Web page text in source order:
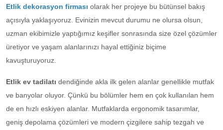
Etlik dekorasyon firması olarak her projeye bu bütünsel bakış
açısıyla yaklaşıyoruz. Evinizin mevcut durumu ne olursa olsun,
uzman ekibimizle yaptığımız keşifler sonrasında size özel çözümler
üretiyor ve yaşam alanlarınızı hayal ettiğiniz biçime
kavuşturuyoruz.
Etlik ev tadilatı dendiğinde akla ilk gelen alanlar genellikle mutfak
ve banyolar oluyor. Çünkü bu bölümler hem en çok kullanılan hem
de en hızlı eskiyen alanlar. Mutfaklarda ergonomik tasarımlar,
geniş depolama çözümleri ve modern çizgilere sahip tezgah ve